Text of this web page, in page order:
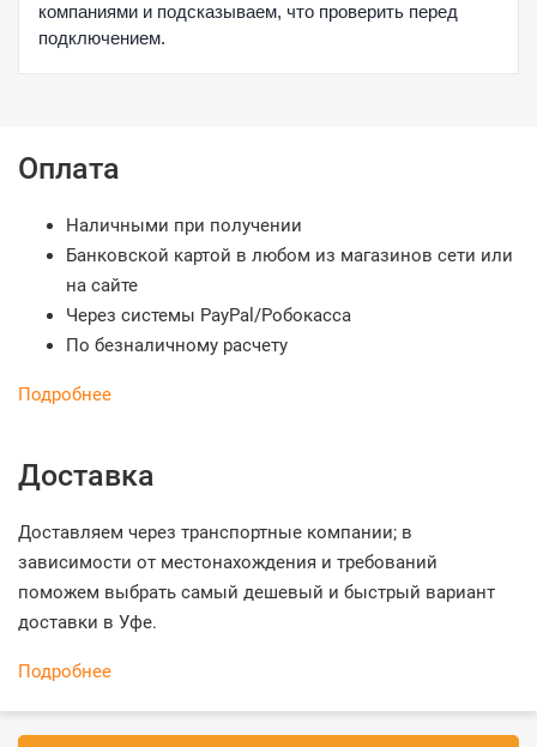
компаниями и подсказываем, что проверить перед
подключением.
Оплата
Наличными при получении
Банковской картой в любом из магазинов сети или
на сайте
Через системы PayPal/Робокасса
По безналичному расчету
Подробнее
Доставка
Доставляем через транспортные компании; в
зависимости от местонахождения и требований
поможем выбрать самый дешевый и быстрый вариант
доставки в Уфе.
Подробнее